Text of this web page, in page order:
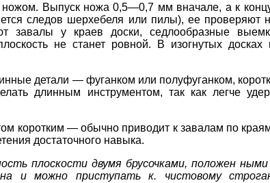
ножом. Выпуск ножа 0,5—0,7 мм вначале, а к
следов шерхебеля или пилы), ее проверяют
завалы у краев доски, седлообразные
не станет ровной. В изогнутых досках
детали — фуганком или полуфуганком,
длинным инструментом, так как легче
коротким — обычно приводит к завалам по
достаточного навыка.
плоскости двумя брусочками, положенными
и можно приступать к. чистовому